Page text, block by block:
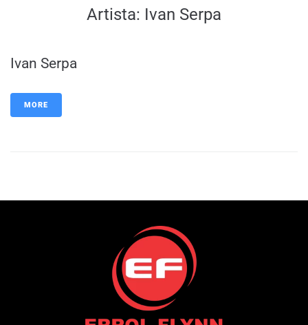
Artista: Ivan Serpa
Ivan Serpa
MORE